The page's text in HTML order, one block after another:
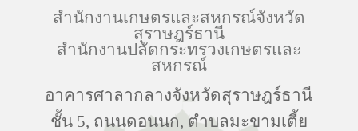
สำนักงานเกษตรและสหกรณ์จังหวัด
สุราษฎร์ธานี
สำนักงานปลัดกระทรวงเกษตรและ
สหกรณ์
อาคารศาลากลางจังหวัดสุราษฎร์ธานี
ชั้น 5, ถนนดอนนก, ตำบลมะขามเตี้ย